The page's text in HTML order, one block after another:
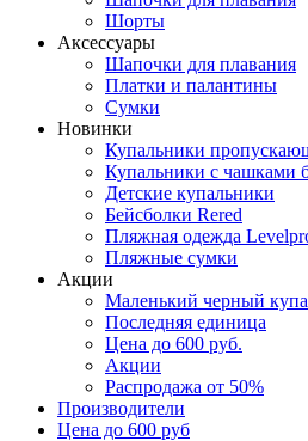
Шорты
Аксессуары
Шапочки для плавания
Платки и палантины
Сумки
Новинки
Купальники
Купальники с чашками
Детские купальники
Бейсболки Rered
Пляжная одежда
Пляжные сумки
Акции
Маленький черный
Последняя единица
Цена до 600 руб.
Акции
Распродажа от 50%
Производители
Цена до 600 руб